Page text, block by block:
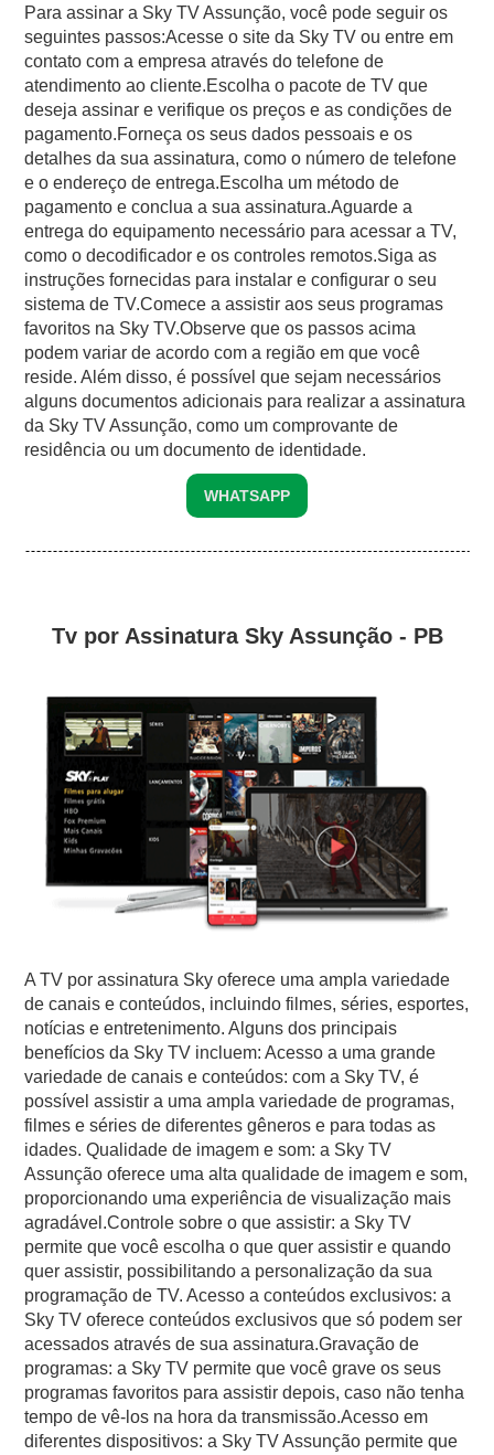
Para assinar a Sky TV Assunção, você pode seguir os
seguintes passos:Acesse o site da Sky TV ou entre em
contato com a empresa através do telefone de
atendimento ao cliente.Escolha o pacote de TV que
deseja assinar e verifique os preços e as condições de
pagamento.Forneça os seus dados pessoais e os
detalhes da sua assinatura, como o número de telefone
e o endereço de entrega.Escolha um método de
pagamento e conclua a sua assinatura.Aguarde a
entrega do equipamento necessário para acessar a TV,
como o decodificador e os controles remotos.Siga as
instruções fornecidas para instalar e configurar o seu
sistema de TV.Comece a assistir aos seus programas
favoritos na Sky TV.Observe que os passos acima
podem variar de acordo com a região em que você
reside. Além disso, é possível que sejam necessários
alguns documentos adicionais para realizar a assinatura
da Sky TV Assunção, como um comprovante de
residência ou um documento de identidade.
WHATSAPP
Tv por Assinatura Sky Assunção - PB
A TV por assinatura Sky oferece uma ampla variedade
de canais e conteúdos, incluindo filmes, séries, esportes,
notícias e entretenimento. Alguns dos principais
benefícios da Sky TV incluem: Acesso a uma grande
variedade de canais e conteúdos: com a Sky TV, é
possível assistir a uma ampla variedade de programas,
filmes e séries de diferentes gêneros e para todas as
idades. Qualidade de imagem e som: a Sky TV
Assunção oferece uma alta qualidade de imagem e som,
proporcionando uma experiência de visualização mais
agradável.Controle sobre o que assistir: a Sky TV
permite que você escolha o que quer assistir e quando
quer assistir, possibilitando a personalização da sua
programação de TV. Acesso a conteúdos exclusivos: a
Sky TV oferece conteúdos exclusivos que só podem ser
acessados através de sua assinatura.Gravação de
programas: a Sky TV permite que você grave os seus
programas favoritos para assistir depois, caso não tenha
tempo de vê-los na hora da transmissão.Acesso em
diferentes dispositivos: a Sky TV Assunção permite que